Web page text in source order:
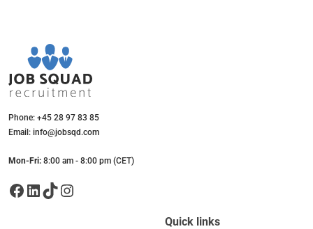
Phone: +45 28 97 83 85
Email: info@jobsqd.com
Mon-Fri: 8:00 am - 8:00 pm (CET)
Facebook LinkedIn TikTok Instagram
Quick links